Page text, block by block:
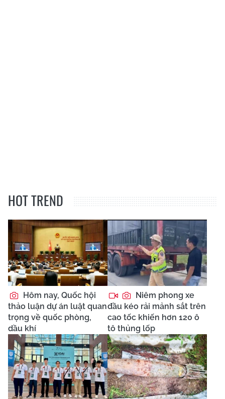
HOT TREND
Hôm nay, Quốc hội
thảo luận dự án luật quan
trọng về quốc phòng,
dầu khí
Niêm phong xe
đầu kéo rải mảnh sắt trên
cao tốc khiến hơn 120 ô
tô thủng lốp